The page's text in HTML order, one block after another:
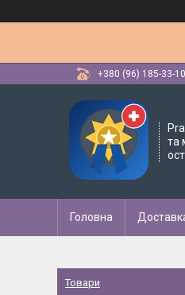
+380 (96) 185-33-10
та
Головна
Товари